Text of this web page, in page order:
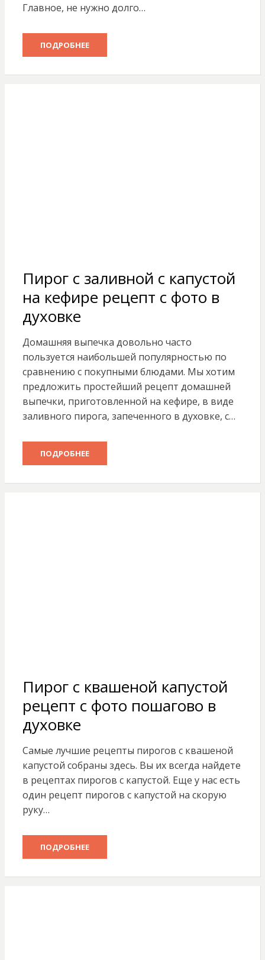
Главное, не нужно долго…
ПОДРОБНЕЕ
Пирог с заливной с капустой
на кефире рецепт с фото в
духовке
Домашняя выпечка довольно часто
пользуется наибольшей популярностью по
сравнению с покупными блюдами. Мы хотим
предложить простейший рецепт домашней
выпечки, приготовленной на кефире, в виде
заливного пирога, запеченного в духовке, с…
ПОДРОБНЕЕ
Пирог с квашеной капустой
рецепт с фото пошагово в
духовке
Самые лучшие рецепты пирогов с квашеной
капустой собраны здесь. Вы их всегда найдете
в рецептах пирогов с капустой. Еще у нас есть
один рецепт пирогов с капустой на скорую
руку…
ПОДРОБНЕЕ